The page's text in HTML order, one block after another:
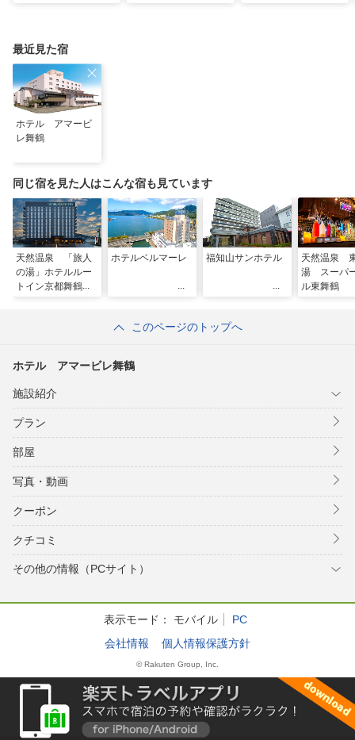
最近見た宿
ホテル アマービ
レ舞鶴
同じ宿を見た人はこんな宿も見ています
天然温泉 「旅人
の湯」ホテルルー
トイン京都舞鶴
ホテルベルマーレ 福知山サンホテル
天然温泉
湯 スーパ
ル東舞鶴
このページのトップへ
ホテル アマービレ舞鶴
施設紹介
プラン
部屋
写真・動画
クーポン
クチコミ
その他の情報（PCサイト）
表示モード： モバイル
PC
会社情報
個人情報保護方針
© Rakuten Group, Inc.